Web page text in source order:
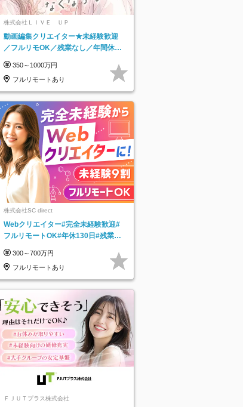
株式会社ＬＩＶＥ ＵＰ
動画編集クリエイター★未経験歓迎
／フルリモOK／残業なし／年間休日
実で安心
350～1000万円
フルリモートあり
株式会社SC direct
Webクリエイター#完全未経験歓迎#
フルリモートOK#年休130日#残業月
300～700万円
フルリモートあり
ＦＪＵＴプラス株式会社